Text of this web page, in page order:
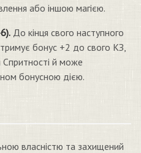
або іншою магією.
До кінця свого наступного
бонус +2 до свого КЗ,
Спритності й може
бонусною дією.
власністю та захищений